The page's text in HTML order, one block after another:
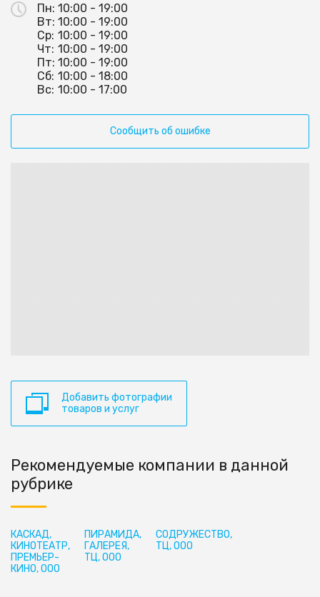
Пн: 10:00 - 19:00
Вт: 10:00 - 19:00
Ср: 10:00 - 19:00
Чт: 10:00 - 19:00
Пт: 10:00 - 19:00
Сб: 10:00 - 18:00
Вс: 10:00 - 17:00
Сообщить об ошибке
Добавить фотографии
товаров и услуг
Рекомендуемые компании в данной
рубрике
КАСКАД,
КИНОТЕАТР,
ПРЕМЬЕР-
КИНО, ООО
ПИРАМИДА,
ГАЛЕРЕЯ,
ТЦ, ООО
СОДРУЖЕСТВО,
ТЦ, ООО